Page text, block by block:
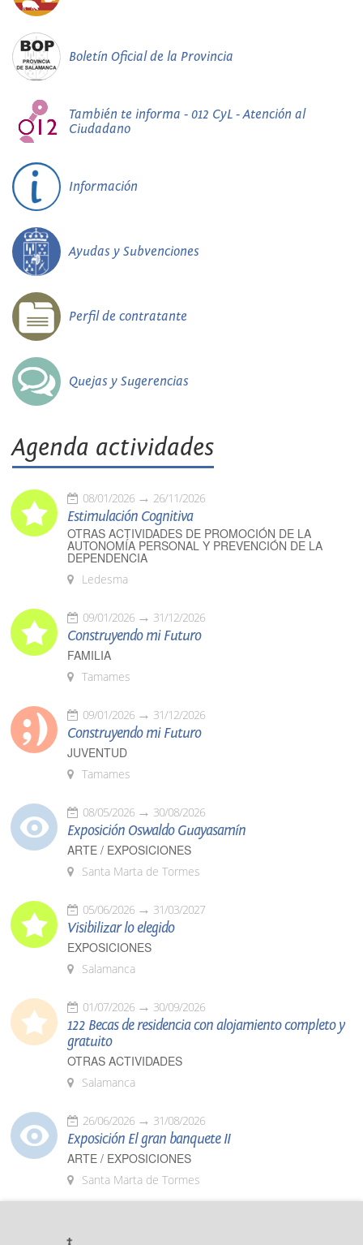
Boletín Oficial de la Provincia
También te informa - 012 CyL - Atención al
Ciudadano
Información
Ayudas y Subvenciones
Perfil de contratante
Quejas y Sugerencias
Agenda actividades
08/01/2026 26/11/2026
Estimulación Cognitiva
OTRAS ACTIVIDADES DE PROMOCIÓN DE LA
AUTONOMÍA PERSONAL Y PREVENCIÓN DE LA
DEPENDENCIA
Ledesma
09/01/2026 31/12/2026
Construyendo mi Futuro
FAMILIA
Tamames
09/01/2026 31/12/2026
Construyendo mi Futuro
JUVENTUD
Tamames
08/05/2026 30/08/2026
Exposición Oswaldo Guayasamín
ARTE / EXPOSICIONES
Santa Marta de Tormes
05/06/2026 31/03/2027
Visibilizar lo elegido
EXPOSICIONES
Salamanca
01/07/2026 30/09/2026
122 Becas de residencia con alojamiento completo y
gratuito
OTRAS ACTIVIDADES
Salamanca
26/06/2026 31/08/2026
Exposición El gran banquete II
ARTE / EXPOSICIONES
Santa Marta de Tormes